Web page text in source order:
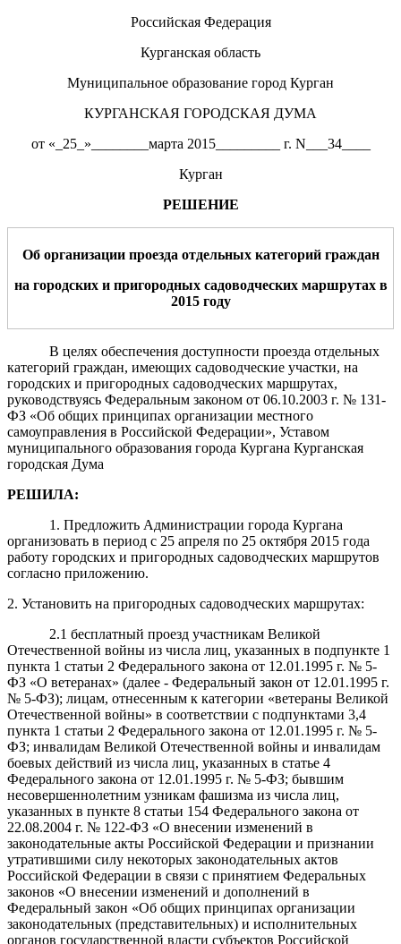
Российская Федерация
Курганская область
Муниципальное образование город Курган
КУРГАНСКАЯ ГОРОДСКАЯ ДУМА
от «_25_»________марта 2015_________ г. N___34____
Курган
РЕШЕНИЕ
Об организации проезда отдельных категорий граждан
на городских и пригородных садоводческих маршрутах в
2015 году
В целях обеспечения доступности проезда отдельных
категорий граждан, имеющих садоводческие участки, на
городских и пригородных садоводческих маршрутах,
руководствуясь Федеральным законом от 06.10.2003 г. № 131-
ФЗ «Об общих принципах организации местного
самоуправления в Российской Федерации», Уставом
муниципального образования города Кургана Курганская
городская Дума
РЕШИЛА:
1. Предложить Администрации города Кургана
организовать в период с 25 апреля по 25 октября 2015 года
работу городских и пригородных садоводческих маршрутов
согласно приложению.
2. Установить на пригородных садоводческих маршрутах:
2.1 бесплатный проезд участникам Великой
Отечественной войны из числа лиц, указанных в подпункте 1
пункта 1 статьи 2 Федерального закона от 12.01.1995 г. № 5-
ФЗ «О ветеранах» (далее - Федеральный закон от 12.01.1995 г.
№ 5-ФЗ); лицам, отнесенным к категории «ветераны Великой
Отечественной войны» в соответствии с подпунктами 3,4
пункта 1 статьи 2 Федерального закона от 12.01.1995 г. № 5-
ФЗ; инвалидам Великой Отечественной войны и инвалидам
боевых действий из числа лиц, указанных в статье 4
Федерального закона от 12.01.1995 г. № 5-ФЗ; бывшим
несовершеннолетним узникам фашизма из числа лиц,
указанных в пункте 8 статьи 154 Федерального закона от
22.08.2004 г. № 122-ФЗ «О внесении изменений в
законодательные акты Российской Федерации и признании
утратившими силу некоторых законодательных актов
Российской Федерации в связи с принятием Федеральных
законов «О внесении изменений и дополнений в
Федеральный закон «Об общих принципах организации
законодательных (представительных) и исполнительных
органов государственной власти субъектов Российской